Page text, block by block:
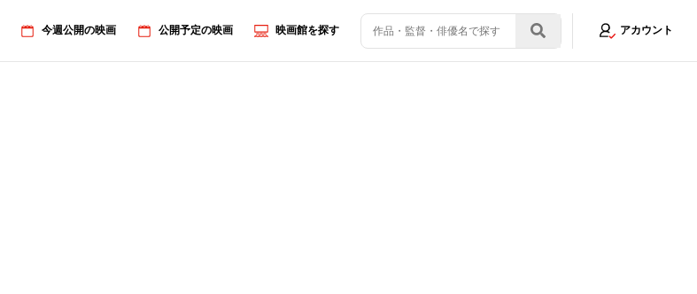
今週公開の映画 公開予定の映画 映画館を探す アカウント